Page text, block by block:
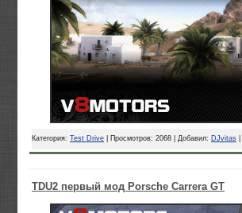
Категория: Test Drive | Просмотров: 2068 | Добавил: DJvitas
TDU2 первый мод Porsche Carrera GT